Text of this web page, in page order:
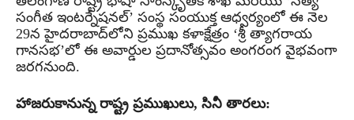
సంగీత ఇంటర్నేషనల్’ సంస్థ సంయుక్త ఆధ్వర్యంలో ఈ నెల
29న హైదరాబాద్‌లోని ప్రముఖ కళాక్షేత్రం ‘శ్రీ త్యాగరాయ
గానసభ’లో ఈ అవార్డుల ప్రదానోత్సవం అంగరంగ వైభవంగా
జరగనుంది.
హాజరుకానున్న రాష్ట్ర ప్రముఖులు, సినీ తారలు: